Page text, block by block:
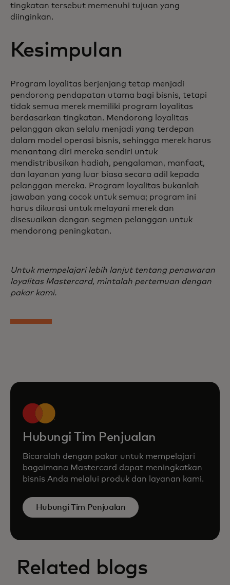
tingkatan tersebut memenuhi tujuan yang
diinginkan.
Kesimpulan
Program loyalitas berjenjang tetap menjadi
pendorong pendapatan utama bagi bisnis, tetapi
tidak semua merek memiliki program loyalitas
berdasarkan tingkatan. Mendorong loyalitas
pelanggan akan selalu menjadi yang terdepan
dalam model operasi bisnis, sehingga merek harus
menantang diri mereka sendiri untuk
mendistribusikan hadiah, pengalaman, manfaat,
dan layanan yang luar biasa secara adil kepada
pelanggan mereka. Program loyalitas bukanlah
jawaban yang cocok untuk semua; program ini
harus dikurasi untuk melayani merek dan
disesuaikan dengan segmen pelanggan untuk
mendorong peningkatan.
Untuk mempelajari lebih lanjut tentang penawaran
loyalitas Mastercard, mintalah pertemuan dengan
pakar kami.
Hubungi Tim Penjualan
Bicaralah dengan pakar untuk mempelajari
bagaimana Mastercard dapat meningkatkan
bisnis Anda melalui produk dan layanan kami.
Hubungi Tim Penjualan
Related blogs